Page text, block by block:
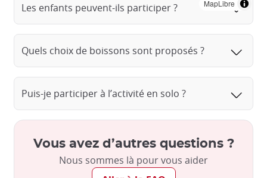
MapLibre
Les enfants peuvent-ils participer ?
Quels choix de boissons sont proposés ?
Puis-je participer à l’activité en solo ?
Vous avez d’autres questions ?
Nous sommes là pour vous aider